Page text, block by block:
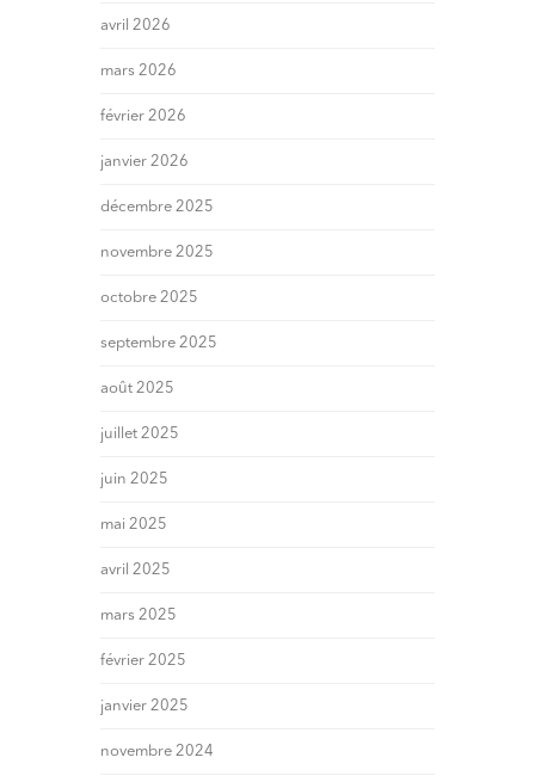
avril 2026
mars 2026
février 2026
janvier 2026
décembre 2025
novembre 2025
octobre 2025
septembre 2025
août 2025
juillet 2025
juin 2025
mai 2025
avril 2025
mars 2025
février 2025
janvier 2025
novembre 2024